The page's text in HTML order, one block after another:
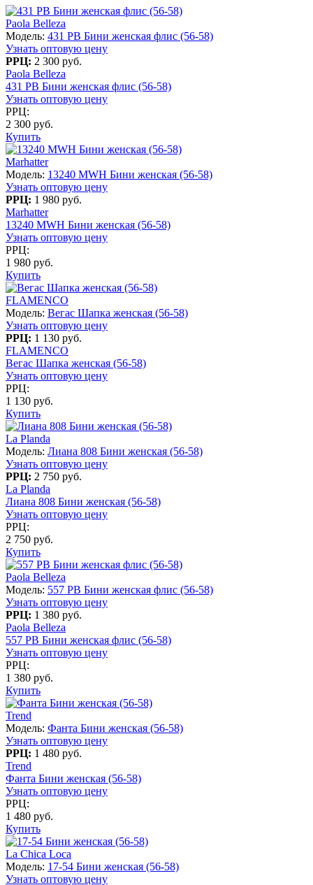
Paola Belleza
Модель: 431 PB Бини женская флис (56-58)
Узнать оптовую цену
РРЦ: 2 300 руб.
Paola Belleza
431 PB Бини женская флис (56-58)
Узнать оптовую цену
РРЦ:
2 300 руб.
Купить
Marhatter
Модель: 13240 MWH Бини женская (56-58)
Узнать оптовую цену
РРЦ: 1 980 руб.
Marhatter
13240 MWH Бини женская (56-58)
Узнать оптовую цену
РРЦ:
1 980 руб.
Купить
FLAMENCO
Модель: Вегас Шапка женская (56-58)
Узнать оптовую цену
РРЦ: 1 130 руб.
FLAMENCO
Вегас Шапка женская (56-58)
Узнать оптовую цену
РРЦ:
1 130 руб.
Купить
La Planda
Модель: Лиана 808 Бини женская (56-58)
Узнать оптовую цену
РРЦ: 2 750 руб.
La Planda
Лиана 808 Бини женская (56-58)
Узнать оптовую цену
РРЦ:
2 750 руб.
Купить
Paola Belleza
Модель: 557 PB Бини женская флис (56-58)
Узнать оптовую цену
РРЦ: 1 380 руб.
Paola Belleza
557 PB Бини женская флис (56-58)
Узнать оптовую цену
РРЦ:
1 380 руб.
Купить
Trend
Модель: Фанта Бини женская (56-58)
Узнать оптовую цену
РРЦ: 1 480 руб.
Trend
Фанта Бини женская (56-58)
Узнать оптовую цену
РРЦ:
1 480 руб.
Купить
La Chica Loca
Модель: 17-54 Бини женская (56-58)
Узнать оптовую цену